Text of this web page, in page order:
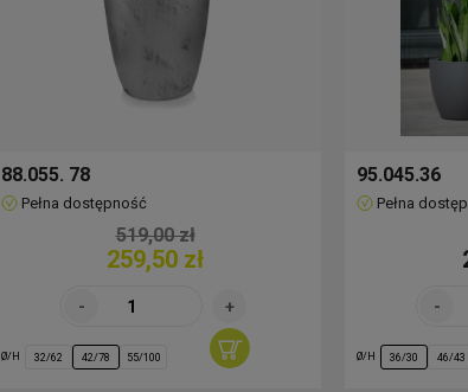
88.055. 78
Pełna dostępność
519,00 zł
259,50 zł
Ø/H 32/62 42/78 55/100
95.045.36
Pełna
Ø/H 36/30 46/43